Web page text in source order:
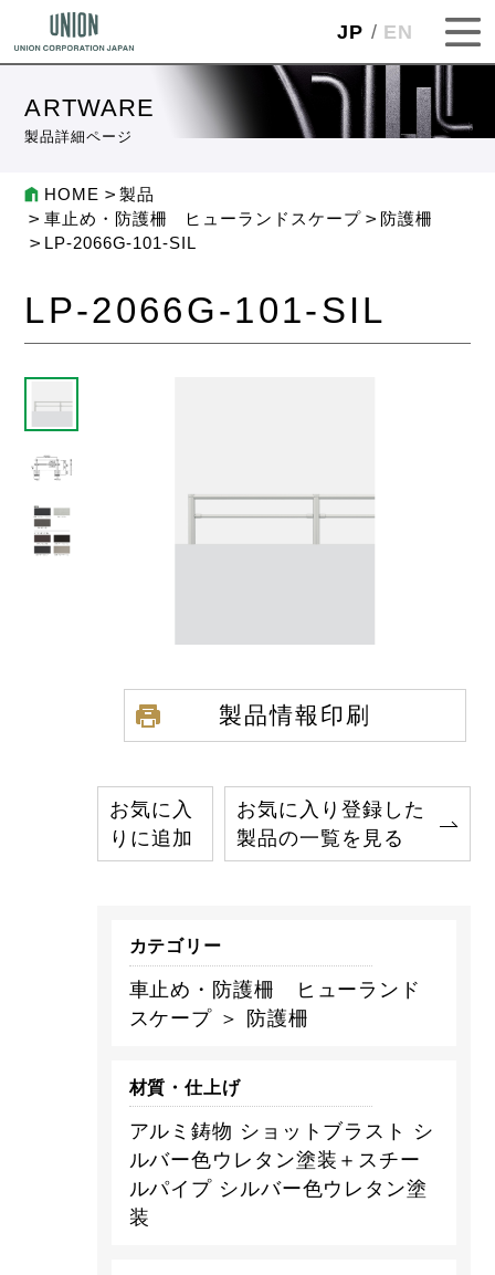
JP EN
ARTWARE
製品詳細ページ
HOME
製品
車止め・防護柵 ヒューランドスケープ
防護柵
LP-2066G-101-SIL
LP-2066G-101-SIL
製品情報印刷
お気に入
りに追加
お気に入り登録した
製品の一覧を見る
カテゴリー
車止め・防護柵 ヒューランド
スケープ ＞ 防護柵
材質・仕上げ
アルミ鋳物 ショットブラスト シ
ルバー色ウレタン塗装＋スチー
ルパイプ シルバー色ウレタン塗
装